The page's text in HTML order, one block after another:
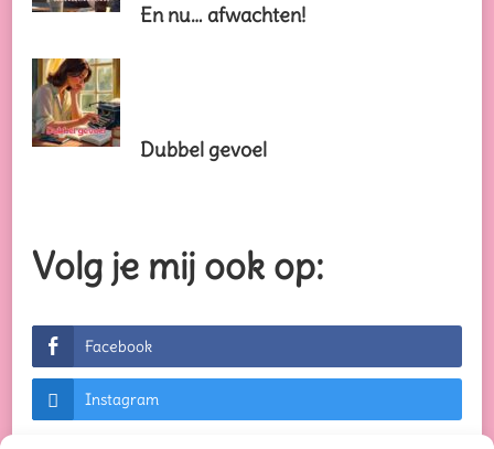
En nu… afwachten!
Dubbel gevoel
Volg je mij ook op:
Facebook
Instagram